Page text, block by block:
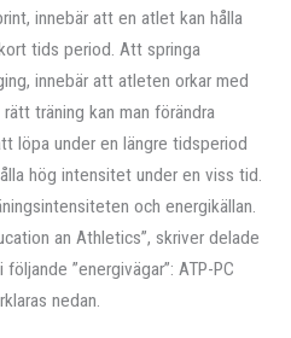
innebär att en atlet kan hålla
tids period. Att springa
innebär att atleten orkar med
träning kan man förändra
löpa under en längre tidsperiod
hög intensitet under en viss tid.
och energikällan.
an Athletics”, skriver delade
”energivägar”: ATP-PC
nedan.